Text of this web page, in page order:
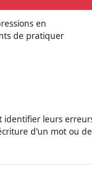
en
de pratiquer
identifier leurs
d'un mot ou